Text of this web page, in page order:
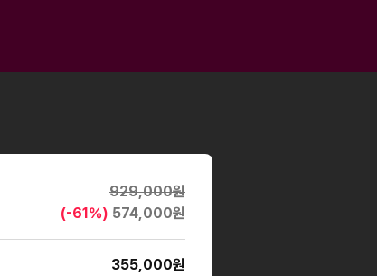
929,000원
(-61%) 574,000원
355,000원